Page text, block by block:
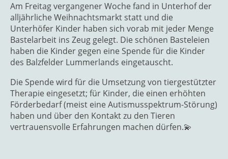
Am Freitag vergangener Woche fand in Unterhof der
alljährliche Weihnachtsmarkt statt und die
Unterhöfer Kinder haben sich vorab mit jeder Menge
Bastelarbeit ins Zeug gelegt. Die schönen Basteleien
haben die Kinder gegen eine Spende für die Kinder
des Balzfelder Lummerlands eingetauscht.
Die Spende wird für die Umsetzung von tiergestützter
Therapie eingesetzt; für Kinder, die einen erhöhten
Förderbedarf (meist eine Autismusspektrum-Störung)
haben und über den Kontakt zu den Tieren
vertrauensvolle Erfahrungen machen dürfen.💫